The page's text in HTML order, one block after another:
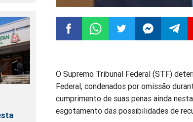
no
Facebook
no
Whatsapp
no
Twitter
no
Messenger
no
O Supremo Tribunal Federal (STF)
Federal, condenados por omissão
cumprimento de suas penas ainda
esgotamento das possibilidades de